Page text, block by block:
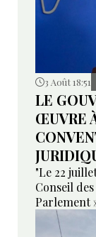
3 Août 18:51
LE
ŒUVRE
"Le 22
Conseil
Parlement